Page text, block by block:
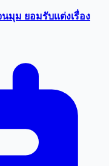
ม ยอมรับเเต่งเรื่อง